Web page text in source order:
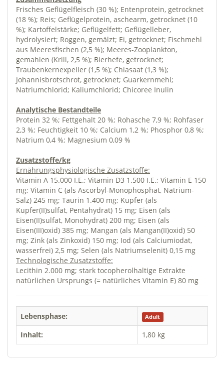
Frisches Geflügelfleisch (30 %); Entenprotein, getrocknet
(18 %); Reis; Geflügelprotein, aschearm, getrocknet (10
%); Kartoffelstärke; Geflügelfett; Geflügelleber,
hydrolysiert; Roggen, gemälzt; Ei, getrocknet; Fischmehl
aus Meeresfischen (2,5 %); Meeres-Zooplankton,
gemahlen (Krill, 2,5 %); Bierhefe, getrocknet;
Traubenkernexpeller (1,5 %); Chiasaat (1,3 %);
Johannisbrotschrot, getrocknet; Guarkernmehl;
Natriumchlorid; Kaliumchlorid; Chicoree Inulin
Analytische Bestandteile
Protein 32 %; Fettgehalt 20 %; Rohasche 7,9 %; Rohfaser
2,3 %; Feuchtigkeit 10 %; Calcium 1,2 %; Phosphor 0,8 %;
Natrium 0,4 %; Magnesium 0,09 %
Zusatzstoffe/kg
Ernährungsphysiologische Zusatzstoffe:
Vitamin A 15.000 I.E.; Vitamin D3 1.500 I.E.; Vitamin E 150
mg; Vitamin C (als Ascorbyl-Monophosphat, Natrium-
Salz) 245 mg; Taurin 1.400 mg; Kupfer (als
Kupfer(II)sulfat, Pentahydrat) 15 mg; Eisen (als
Eisen(II)sulfat, Monohydrat) 200 mg; Eisen (als
Eisen(III)oxid) 385 mg; Mangan (als Mangan(II)oxid) 50
mg; Zink (als Zinkoxid) 150 mg; Iod (als Calciumiodat,
wasserfrei) 2,5 mg; Selen (als Natriumselenit) 0,15 mg
Technologische Zusatzstoffe:
Lecithin 2.000 mg; stark tocopherolhaltige Extrakte
natürlichen Ursprungs (= natürliches Vitamin E) 80 mg
Lebensphase: Adult
Inhalt: 1,80 kg